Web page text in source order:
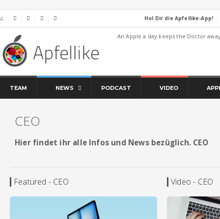
⌂     Hol Dir die Apfellike-App!
An Apple a day keeps the Doctor
TEAM NEWS PODCAST VIDEO
CEO
Hier findet ihr alle Infos und News bezüglich. CEO
Featured - CEO Video - CEO